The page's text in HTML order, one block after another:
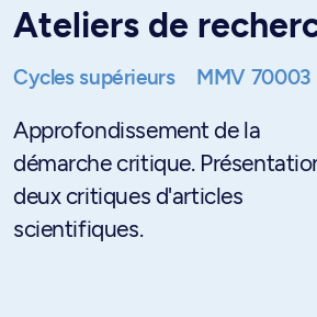
Ateliers de
Cycles supérieurs MMV 70003
Approfondissement de la
démarche critique.
deux critiques d'articles
scientifiques.